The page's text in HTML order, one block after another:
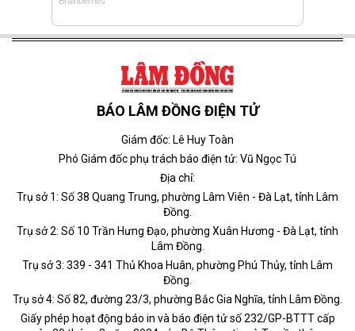
BÁO LÂM ĐỒNG ĐIỆN TỬ
Giám đốc: Lê Huy Toàn
Phó Giám đốc phụ trách báo điện tử: Vũ Ngọc Tú
Địa chỉ:
Trụ sở 1: Số 38 Quang Trung, phường Lâm Viên - Đà Lạt, tỉnh Lâm
Đồng.
Trụ sở 2: Số 10 Trần Hưng Đạo, phường Xuân Hương - Đà Lạt, tỉnh
Lâm Đồng.
Trụ sở 3: 339 - 341 Thủ Khoa Huân, phường Phú Thủy, tỉnh Lâm
Đồng.
Trụ sở 4: Số 82, đường 23/3, phường Bắc Gia Nghĩa, tỉnh Lâm Đồng.
Giấy phép hoạt động báo in và báo điện tử số 232/GP-BTTT cấp